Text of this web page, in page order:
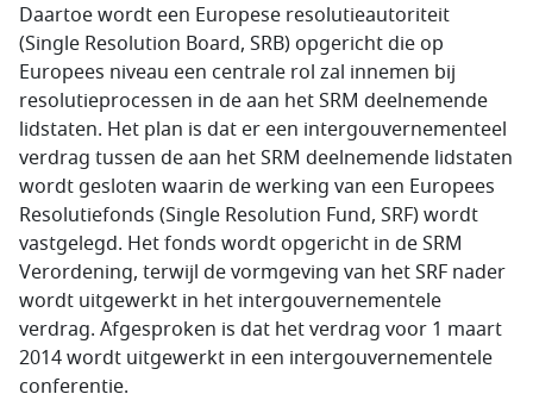
Daartoe wordt een Europese resolutieautoriteit
(Single Resolution Board, SRB) opgericht die op
Europees niveau een centrale rol zal innemen bij
resolutieprocessen in de aan het SRM deelnemende
lidstaten. Het plan is dat er een intergouvernementeel
verdrag tussen de aan het SRM deelnemende lidstaten
wordt gesloten waarin de werking van een Europees
Resolutiefonds (Single Resolution Fund, SRF) wordt
vastgelegd. Het fonds wordt opgericht in de SRM
Verordening, terwijl de vormgeving van het SRF nader
wordt uitgewerkt in het intergouvernementele
verdrag. Afgesproken is dat het verdrag voor 1 maart
2014 wordt uitgewerkt in een intergouvernementele
conferentie.